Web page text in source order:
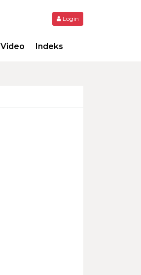
Login
Video Indeks